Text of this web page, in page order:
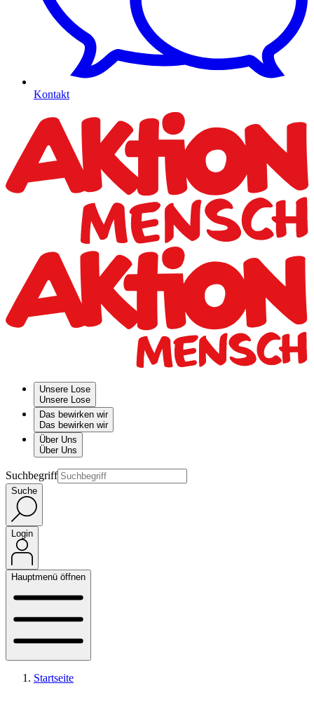
Kontakt
Unsere Lose
Unsere Lose
Das bewirken wir
Das bewirken wir
Über Uns
Über Uns
Suchbegriff
Suche
Login
Hauptmenü öffnen
Startseite